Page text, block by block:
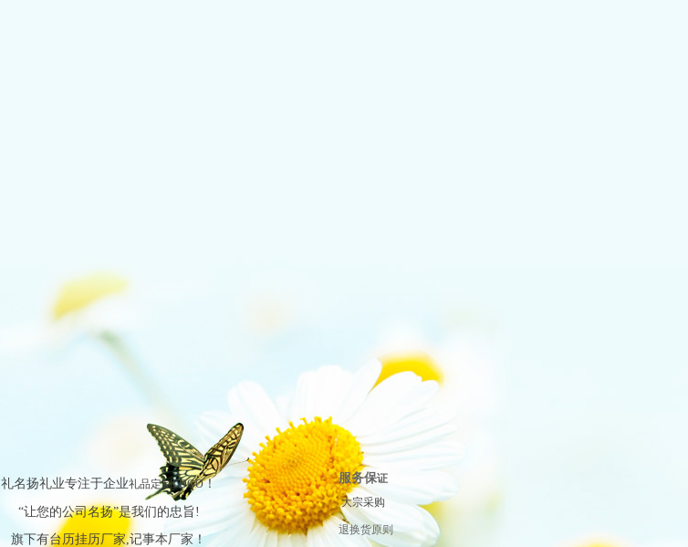
礼名扬礼业专注于企业礼品定制LOGO！
“让您的公司名扬”是我们的忠旨!
旗下有台历挂历厂家,记事本厂家！
服务保证
大宗采购
退换货原则